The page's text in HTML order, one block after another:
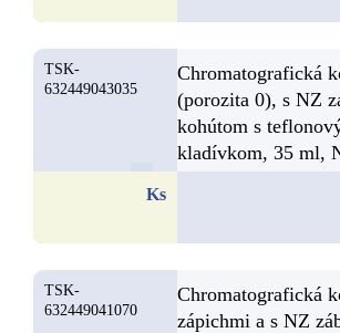
TSK-
632449043035
Chromatografická
(porozita 0), s NZ
kohútom s
kladívkom, 35 ml,
Ks
TSK-
632449041070
Chromatografická
zápichmi a s NZ